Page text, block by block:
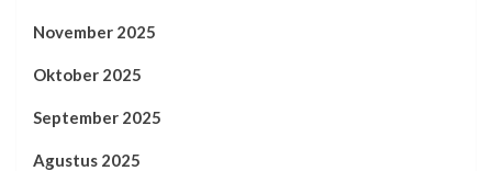
November 2025
Oktober 2025
September 2025
Agustus 2025